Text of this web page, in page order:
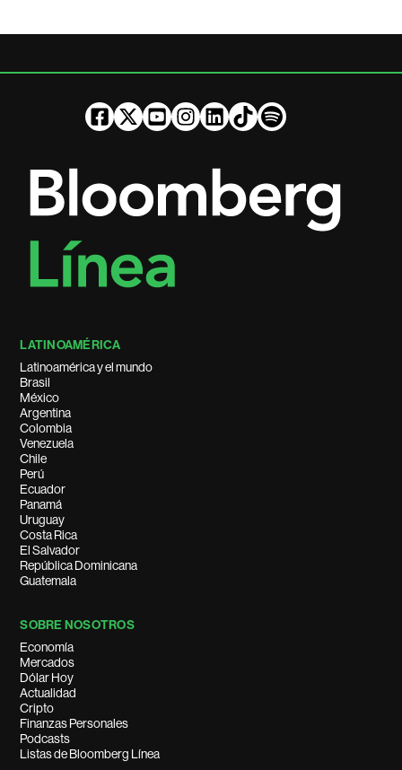
LATINOAMÉRICA
Latinoamérica y el mundo
Brasil
México
Argentina
Colombia
Venezuela
Chile
Perú
Ecuador
Panamá
Uruguay
Costa Rica
El Salvador
República Dominicana
Guatemala
SOBRE NOSOTROS
Economía
Mercados
Dólar Hoy
Actualidad
Cripto
Finanzas Personales
Podcasts
Listas de Bloomberg Línea